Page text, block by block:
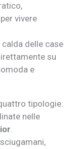
vivere
delle case
su
e
tipologie:
nelle
.